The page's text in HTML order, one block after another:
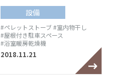
設備
#ペレットストーブ#室内物干し
#屋根付き駐車スペース
#浴室暖房乾燥機
2018.11.21